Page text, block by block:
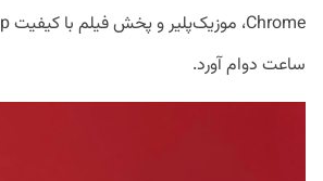
ساعت دوام آورد.